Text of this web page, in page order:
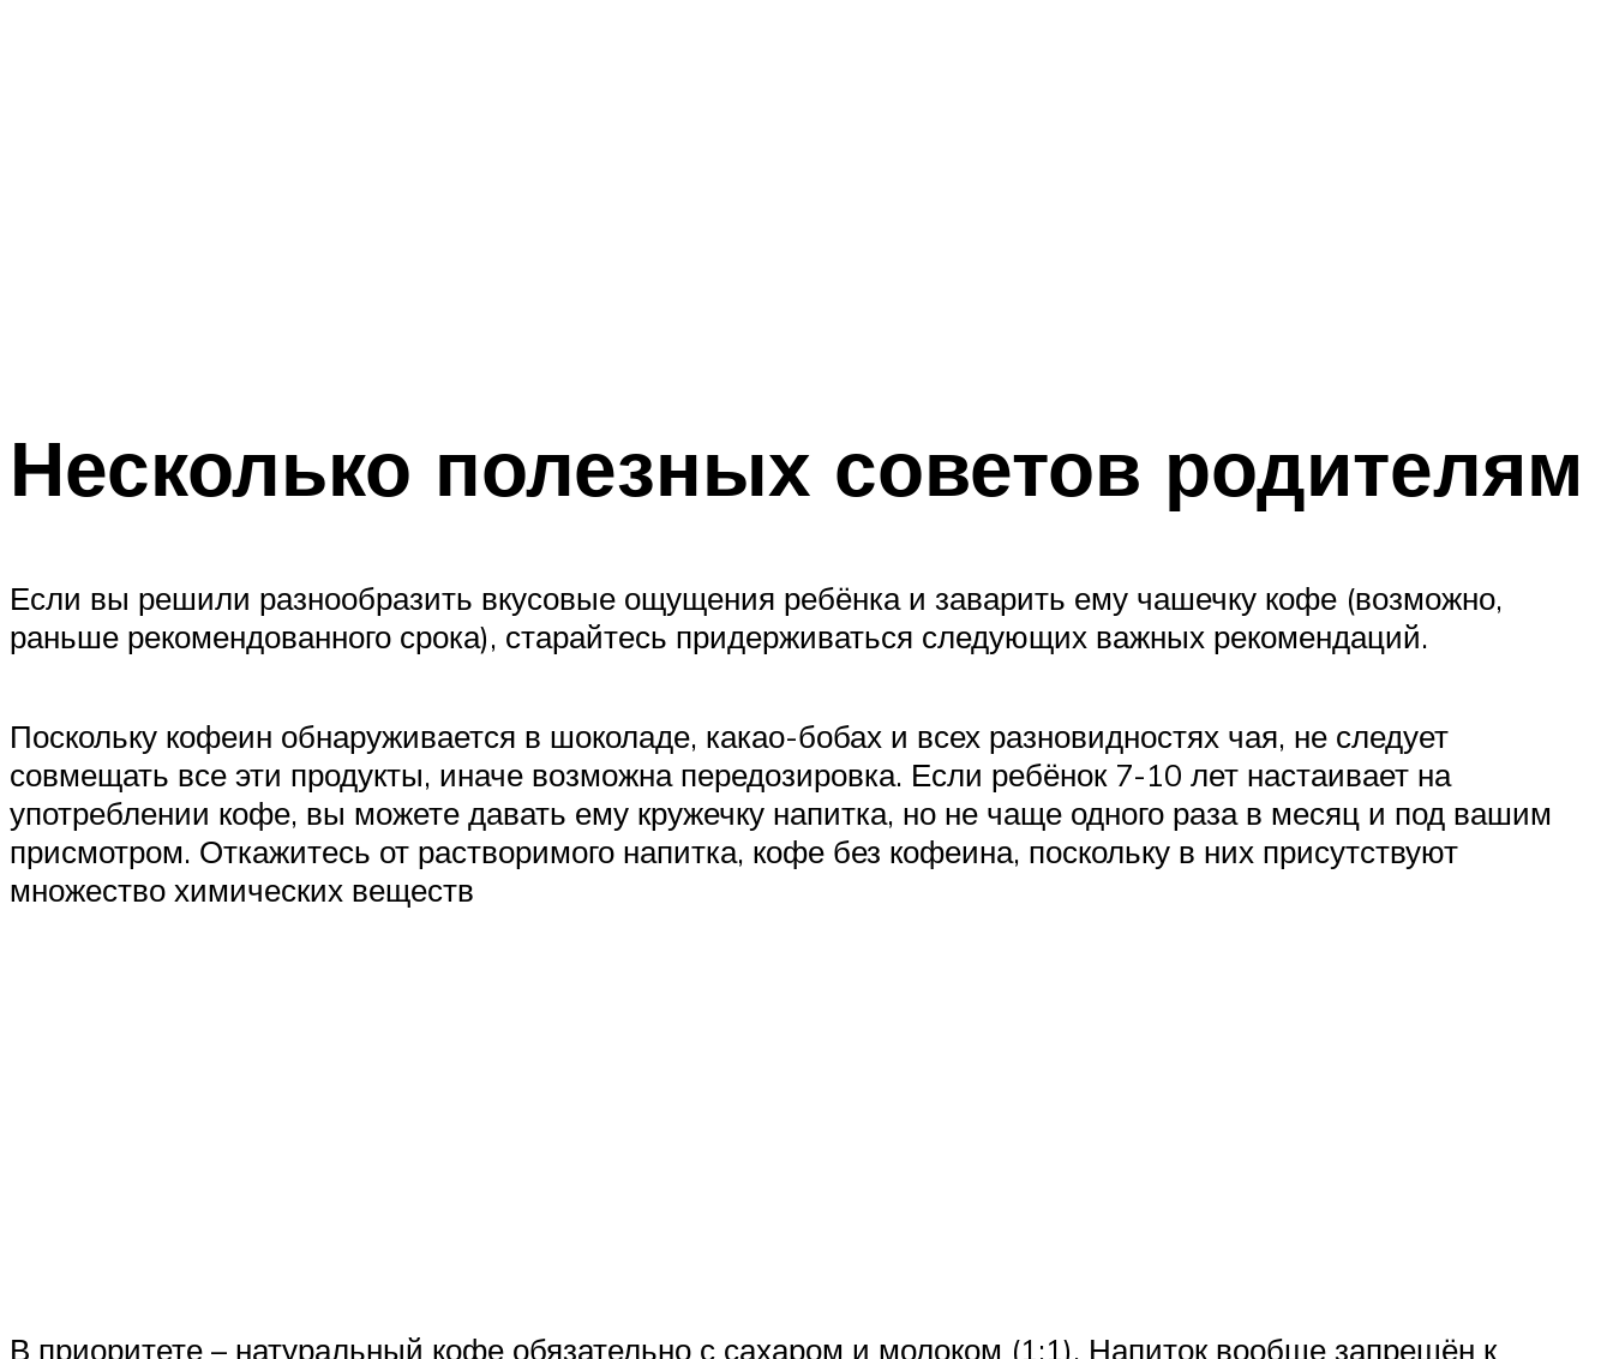
Несколько полезных советов родителям
Если вы решили разнообразить вкусовые ощущения ребёнка и заварить ему чашечку кофе (возможно,
раньше рекомендованного срока), старайтесь придерживаться следующих важных рекомендаций.
Поскольку кофеин обнаруживается в шоколаде, какао-бобах и всех разновидностях чая, не следует
совмещать все эти продукты, иначе возможна передозировка. Если ребёнок 7-10 лет настаивает на
употреблении кофе, вы можете давать ему кружечку напитка, но не чаще одного раза в месяц и под вашим
присмотром. Откажитесь от растворимого напитка, кофе без кофеина, поскольку в них присутствуют
множество химических веществ
В приоритете – натуральный кофе обязательно с сахаром и молоком (1:1). Напиток вообще запрещён к